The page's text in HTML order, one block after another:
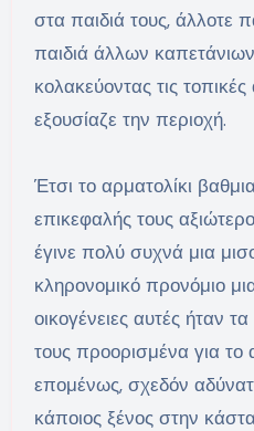
στα παιδιά τους, άλλοτε
παιδιά άλλων
κολακεύοντας τις
εξουσίαζε την περιοχή.
Έτσι το αρματολίκι
επικεφαλής τους
έγινε πολύ συχνά μια
κληρονομικό προνόμιο
οικογένειες αυτές ήταν
τους προορισμένα για το
επομένως, σχεδόν
κάποιος ξένος στην